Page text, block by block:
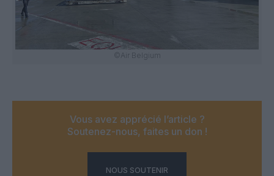
©Air Belgium
Vous avez apprécié l’article ?
Soutenez-nous, faites un don !
NOUS SOUTENIR